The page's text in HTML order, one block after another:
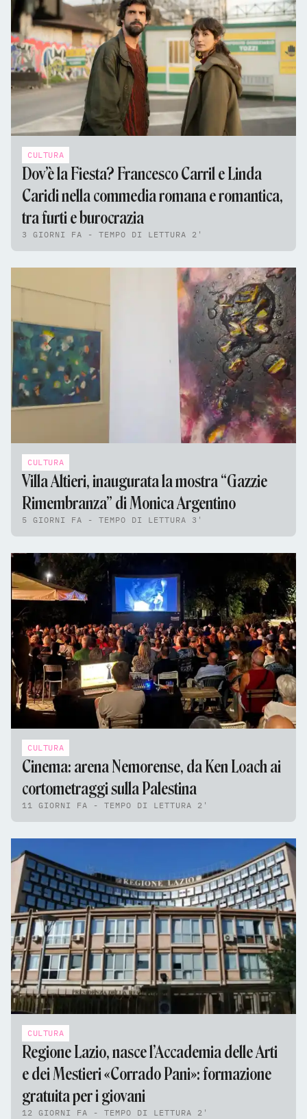
CULTURA
Dov’è la Fiesta? Francesco Carril e Linda
Caridi nella commedia romana e romantica,
tra furti e burocrazia
3 GIORNI FA - TEMPO DI LETTURA 2'
CULTURA
Villa Altieri, inaugurata la mostra “Gazzie
Rimembranza” di Monica Argentino
5 GIORNI FA - TEMPO DI LETTURA 3'
CULTURA
Cinema: arena Nemorense, da Ken Loach ai
cortometraggi sulla Palestina
11 GIORNI FA - TEMPO DI LETTURA 2'
CULTURA
Regione Lazio, nasce l’Accademia delle Arti
e dei Mestieri «Corrado Pani»: formazione
gratuita per i giovani
12 GIORNI FA - TEMPO DI LETTURA 2'